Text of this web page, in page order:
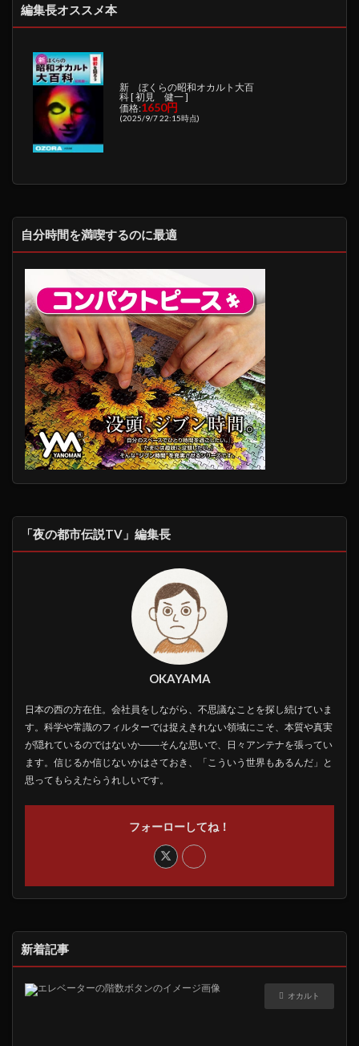
編集長オススメ本
新 ぼくらの昭和オカルト大百
科 [ 初見 健一 ]
価格:1650円
(2025/9/7 22:15時点)
自分時間を満喫するのに最適
「夜の都市伝説TV」編集長
OKAYAMA
日本の西の方在住。会社員をしながら、不思議なことを探し続けていま
す。科学や常識のフィルターでは捉えきれない領域にこそ、本質や真実
が隠れているのではないか――そんな思いで、日々アンテナを張ってい
ます。信じるか信じないかはさておき、「こういう世界もあるんだ」と
思ってもらえたらうれしいです。
フォーローしてね！
新着記事
オカルト